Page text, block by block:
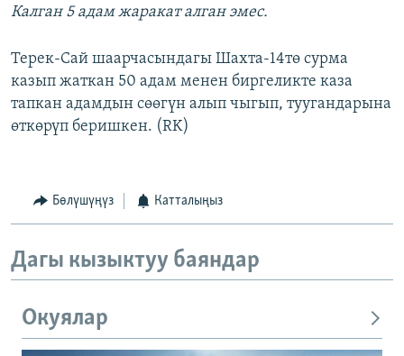
Калган 5 адам жаракат алган эмес.
Терек-Сай шаарчасындагы Шахта-14тө сурма
казып жаткан 50 адам менен биргеликте каза
тапкан адамдын сөөгүн алып чыгып, туугандарына
өткөрүп беришкен. (RK)
Бөлүшүңүз Катталыңыз
Дагы кызыктуу баяндар
Окуялар